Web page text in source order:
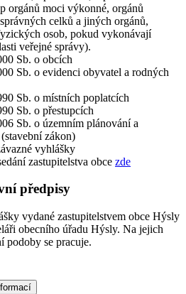
orgánů moci výkonné, orgánů
celků a jiných orgánů,
osob, pokud vykonávají
veřejné správy).
Sb. o obcích
Sb. o evidenci obyvatel a rodných
Sb. o místních poplatcích
Sb. o přestupcích
Sb. o územním plánování a
zákon)
vyhlášky
zastupitelstva obce zde
předpisy
vydané zastupitelstvem obce Hýsly
obecního úřadu Hýsly. Na jejich
podoby se pracuje.